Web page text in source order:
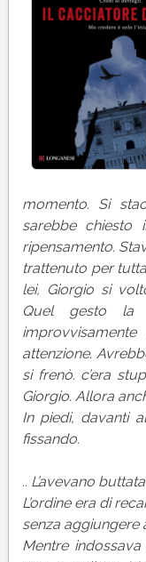
momento. Si
sarebbe chiesto
ripensamento.
trattenuto per
lei, Giorgio si
Quel gesto la
attenzione.
si frenò. c’era
Giorgio. Allora
In piedi, davanti
fissando.
.. L’avevano
L’ordine era di
senza aggiungere
Mentre